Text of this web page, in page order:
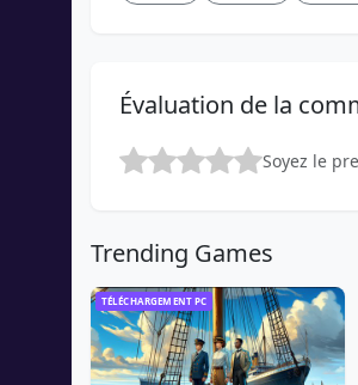
Évaluation de la
Soyez le
Trending Games
TÉLÉCHARGEMENT PC